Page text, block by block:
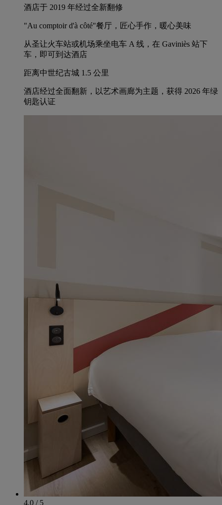
酒店于 2019 年经过全新翻修
"Au comptoir d'à côté"餐厅，匠心手作，暖心美味
从圣让火车站或机场乘坐电车 A 线，在 Gaviniès 站下
车，即可到达酒店
距离中世纪古城 1.5 公里
酒店经过全面翻新，以艺术画廊为主题，获得 2026 年绿
钥匙认证
4.0 / 5